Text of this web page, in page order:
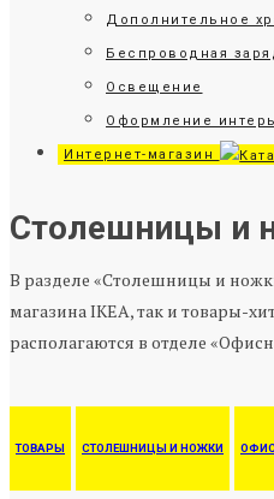
Дополнительное
Беспроводная
Освещение
Оформление
Интернет-магазин
Столешницы и
В разделе «Столешницы и
магазина IKEA, так и товары-
располагаются в отделе
ТОВАРЫ СТОЛЕШНИЦЫ И НОЖКИ